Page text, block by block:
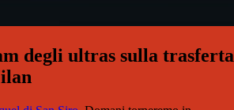
degli ultras sulla trasferta